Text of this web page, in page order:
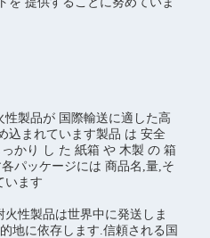
性製品が 国際輸送に適した高
込まれています製品 は 安全
かり し た 紙箱 や 木製 の 箱
パッケージには 商品名,量,そ
います
性製品は世界中に発送しま
地に依存します.信頼される国